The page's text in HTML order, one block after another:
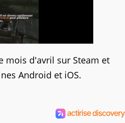
mois d'avril sur Steam et
Android et iOS.